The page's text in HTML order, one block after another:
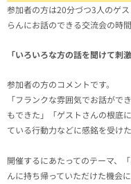
参加者の方は20分づつ3人のゲ
らんにお話のできる交流会の時
「いろいろな方の話を聞けて刺
参加者の方のコメントです。
「フランクな雰囲気でお話がで
もできた」「ゲストさんの根底
ている行動力などに感銘を受けた
開催するにあたってのテーマ、
んに持ち帰っていただけた機会